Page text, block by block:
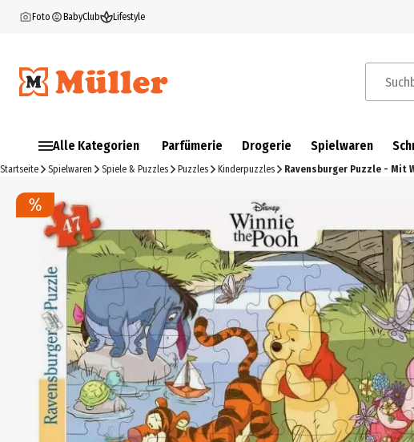
Foto BabyClub Lifestyle
Alle Kategorien Parfümerie Drogerie Spielwaren
Startseite Spielwaren Spiele & Puzzles Puzzles Kinderpuzzles Ravensburger Puzzle - Mit